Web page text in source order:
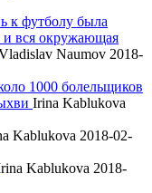
к футболу была
и вся окружающая
Naumov 2018-
1000 болельщиков
Irina Kablukova
Kablukova 2018-02-
Kablukova 2018-